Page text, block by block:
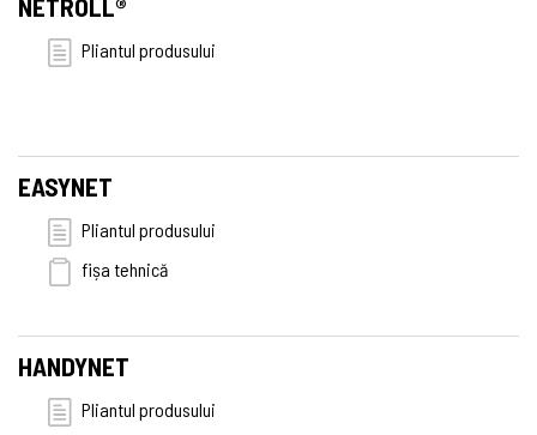
NETROLL®
Pliantul produsului
EASYNET
Pliantul produsului
fișa tehnică
HANDYNET
Pliantul produsului